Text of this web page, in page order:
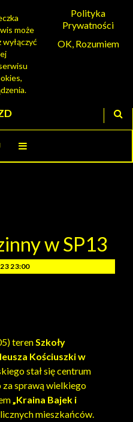
w SP13
23:00
terenSzkoły
Kościuszki w
stał się centrum
sprawą wielkiego
„Kraina Bajek i
mieszkańców.
Polityka
Prywatności
OK, Rozumiem
może
wyłączyć